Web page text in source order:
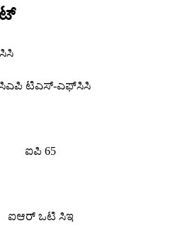
ಟಿಎಸ್-ಎಫ್‌ಸಿಸಿ
ಐಪಿ 65
ಐಆರ್ ಒಟಿ ಸಿಇ